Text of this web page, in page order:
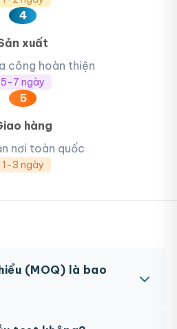
4
xuất
công hoàn thiện
5-7 ngày
5
hàng
nơi toàn quốc
1-3 ngày
(MOQ) là bao